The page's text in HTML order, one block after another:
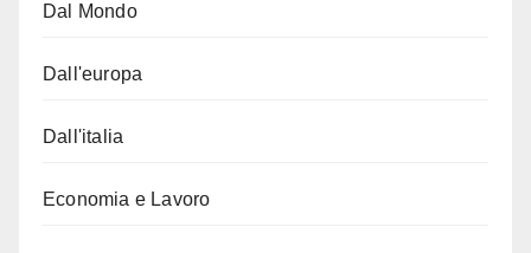
Dal Mondo
Dall'europa
Dall'italia
Economia e Lavoro